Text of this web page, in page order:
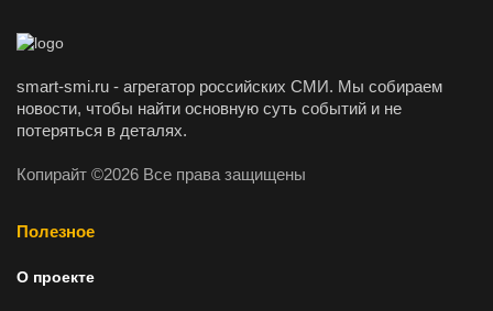
smart-smi.ru - агрегатор российских СМИ. Мы собираем
новости, чтобы найти основную суть событий и не
потеряться в деталях.
Копирайт ©2026 Все права защищены
Полезное
О проекте